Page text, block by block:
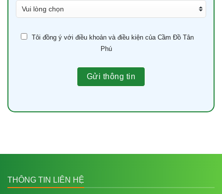
Tôi đồng ý với điều khoản và điều kiện của Cầm Đồ Tân
Phú
THÔNG TIN LIÊN HỆ